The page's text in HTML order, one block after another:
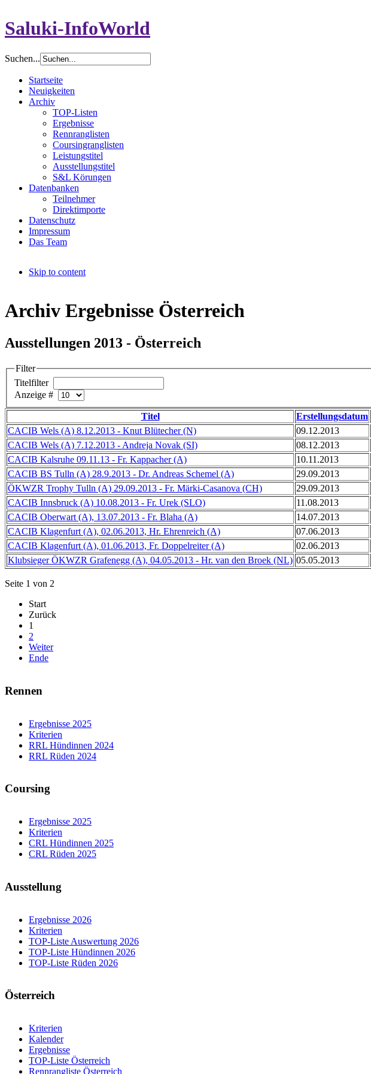
Saluki-InfoWorld
Suchen...
Startseite
Neuigkeiten
Archiv
TOP-Listen
Ergebnisse
Rennranglisten
Coursingranglisten
Leistungstitel
Ausstellungstitel
S&L Körungen
Datenbanken
Teilnehmer
Direktimporte
Datenschutz
Impressum
Das Team
Skip to content
Archiv Ergebnisse Österreich
Ausstellungen 2013 - Österreich
Filter
Titelfilter
Anzeige #
Titel Erstellungsdatum
CACIB Wels (A) 8.12.2013 - Knut Blütecher (N)
09.12.2013
CACIB Wels (A) 7.12.2013 - Andreja Novak (SI)
08.12.2013
CACIB Kalsruhe 09.11.13 - Fr. Kappacher (A)
10.11.2013
CACIB BS Tulln (A) 28.9.2013 - Dr. Andreas Schemel (A)
29.09.2013
ÖKWZR Trophy Tulln (A) 29.09.2013 - Fr. Märki-Casanova (CH)
29.09.2013
CACIB Innsbruck (A) 10.08.2013 - Fr. Urek (SLO)
11.08.2013
CACIB Oberwart (A), 13.07.2013 - Fr. Blaha (A)
14.07.2013
CACIB Klagenfurt (A), 02.06.2013, Hr. Ehrenreich (A)
07.06.2013
CACIB Klagenfurt (A), 01.06.2013, Fr. Doppelreiter (A)
02.06.2013
Klubsieger ÖKWZR Grafenegg (A), 04.05.2013 - Hr. van den Broek (NL) 05.05.2013
Seite 1 von 2
Start
Zurück
1
2
Weiter
Ende
Rennen
Ergebnisse 2025
Kriterien
RRL Hündinnen 2024
RRL Rüden 2024
Coursing
Ergebnisse 2025
Kriterien
CRL Hündinnen 2025
CRL Rüden 2025
Ausstellung
Ergebnisse 2026
Kriterien
TOP-Liste Auswertung 2026
TOP-Liste Hündinnen 2026
TOP-Liste Rüden 2026
Österreich
Kriterien
Kalender
Ergebnisse
TOP-Liste Österreich
Rennrangliste Österreich